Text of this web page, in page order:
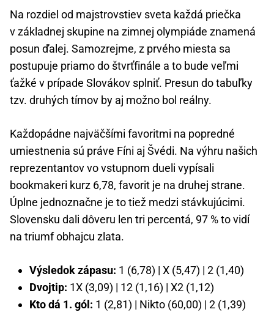
Na rozdiel od majstrovstiev sveta každá priečka
v základnej skupine na zimnej olympiáde znamená
posun ďalej. Samozrejme, z prvého miesta sa
postupuje priamo do štvrťfinále a to bude veľmi
ťažké v prípade Slovákov splniť. Presun do tabuľky
tzv. druhých tímov by aj možno bol reálny.
Každopádne najväčšími favoritmi na popredné
umiestnenia sú práve Fíni aj Švédi. Na výhru našich
reprezentantov vo vstupnom dueli vypísali
bookmakeri kurz 6,78, favorit je na druhej strane.
Úplne jednoznačne je to tiež medzi stávkujúcimi.
Slovensku dali dôveru len tri percentá, 97 % to vidí
na triumf obhajcu zlata.
Výsledok zápasu: 1 (6,78) | X (5,47) | 2 (1,40)
Dvojtip: 1X (3,09) | 12 (1,16) | X2 (1,12)
Kto dá 1. gól: 1 (2,81) | Nikto (60,00) | 2 (1,39)